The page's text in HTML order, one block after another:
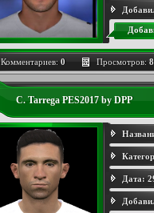
Комментариев: 0 Просмотров:
C. Tarrega PES2017 by DPP
Дата: